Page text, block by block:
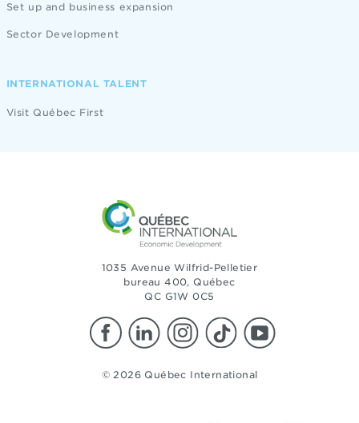
Set up and business expansion
Sector Development
INTERNATIONAL TALENT
Visit Québec First
1035 Avenue Wilfrid-Pelletier
bureau 400, Québec
QC G1W 0C5
© 2026 Québec International